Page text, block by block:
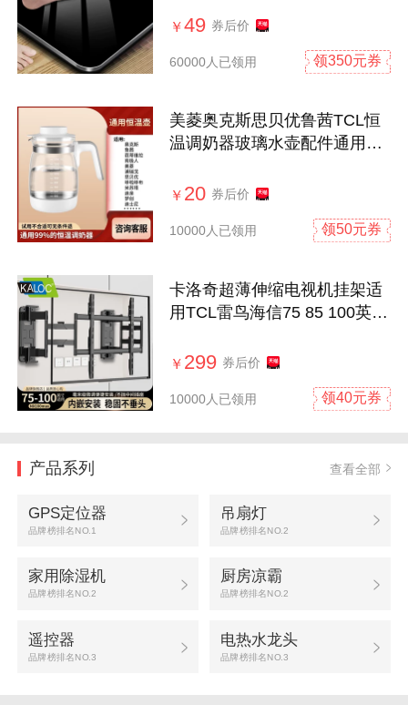
￥49 券后价
60000人已领用 领350元券
美菱奥克斯思贝优鲁茜TCL恒
温调奶器玻璃水壶配件通用芭
￥ 20 券后价
10000人已领用 领50元券
卡洛奇超薄伸缩电视机挂架适
用TCL雷鸟海信75 85 100英寸
￥ 299 券后价
10000人已领用 领40元券
产品系列 查看全部
GPS定位器
品牌榜排名NO.1
吊扇灯
品牌榜排名NO.2
家用除湿机
品牌榜排名NO.2
厨房凉霸
品牌榜排名NO.2
遥控器
品牌榜排名NO.3
电热水龙头
品牌榜排名NO.3